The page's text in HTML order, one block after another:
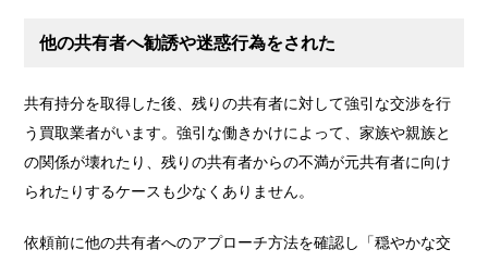
他の共有者へ勧誘や迷惑行為をされた
共有持分を取得した後、残りの共有者に対して強引な交渉を行
う買取業者がいます。強引な働きかけによって、家族や親族と
の関係が壊れたり、残りの共有者からの不満が元共有者に向け
られたりするケースも少なくありません。
依頼前に他の共有者へのアプローチ方法を確認し「穏やかな交